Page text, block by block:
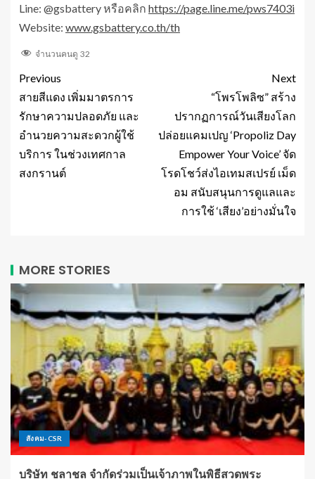
Line: @gsbattery หรือคลิก https://page.line.me/pws7403i
Website: www.gsbattery.co.th/th
จำนวนคนดู 32
Previous
สายสีแดง เพิ่มมาตรการ
รักษาความปลอดภัย และ
อำนวยความสะดวกผู้ใช้
บริการ ในช่วงเทศกาล
สงกรานต์
Next
“โพรโพลิซ” สร้าง
ปรากฏการณ์วันเสียงโลก
ปล่อยแคมเปญ ‘Propoliz Day
Empower Your Voice’ จัด
โรดโชว์ส่งไอเทมสเปรย์ เม็ด
อม สนับสนุนการดูแลและ
การใช้ ‘เสียง’อย่างมั่นใจ
MORE STORIES
สังคม-CSR
บริษัท ชลาชล จำกัดร่วมเป็นเจ้าภาพในพิธีสวดพระ